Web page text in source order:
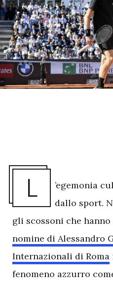
L
’egemonia
dallo sport.
gli scossoni che
nomine di Alessandro
Internazionali di Roma
fenomeno azzurro